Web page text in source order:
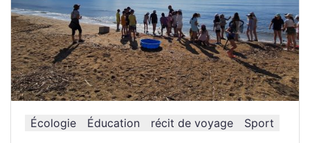
Écologie Éducation récit de voyage
Sport